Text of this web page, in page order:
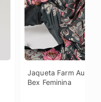
Jaqueta Farm Aurora
Bex Feminina